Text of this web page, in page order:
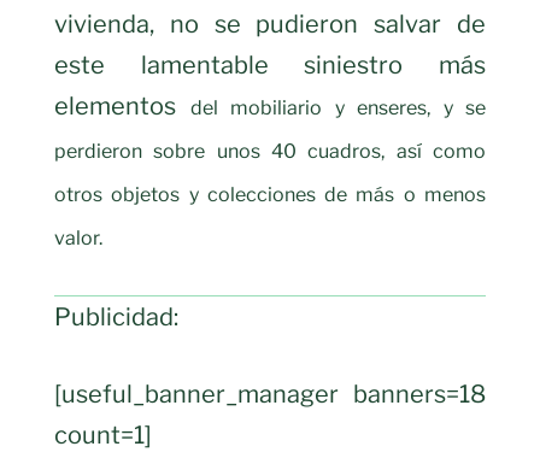
vivienda, no se pudieron salvar de
este lamentable siniestro más
elementos
del mobiliario y enseres, y se
perdieron sobre unos 40 cuadros, así como
otros objetos y colecciones de más o menos
valor.
Publicidad:
[useful_banner_manager banners=18
count=1]